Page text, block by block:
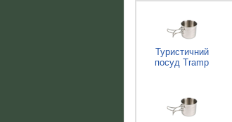
Туристичний
посуд Tramp